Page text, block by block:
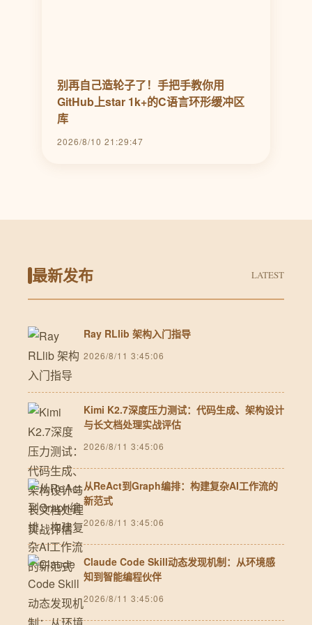
别再自己造轮子了！手把手教你用
GitHub上star 1k+的C语言环形缓冲区
库
2026/8/10 21:29:47
最新发布 LATEST
Ray RLlib 架构入门指导
2026/8/11 3:45:06
Kimi K2.7深度压力测试：代码生成、架构设计
与长文档处理实战评估
2026/8/11 3:45:06
从ReAct到Graph编排：构建复杂AI工作流的
新范式
2026/8/11 3:45:06
Claude Code Skill动态发现机制：从环境感
知到智能编程伙伴
2026/8/11 3:45:06